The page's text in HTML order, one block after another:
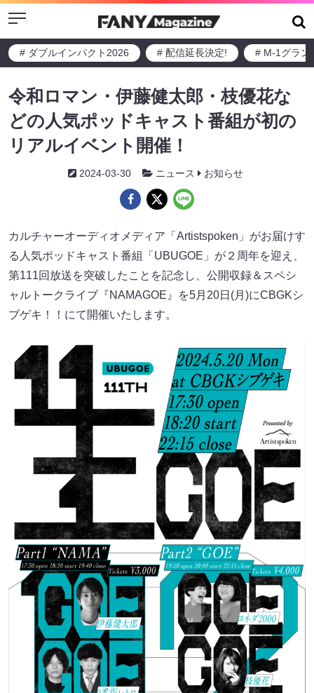
Menu
# ダブルインパクト2026 # 配信延長決定! # M-1グラン
令和ロマン・伊藤健太郎・枝優花な
どの人気ポッドキャスト番組が初の
リアルイベント開催！
2024-03-30 ニュース お知らせ
カルチャーオーディオメディア「Artistspoken」がお届けす
る人気ポッドキャスト番組「UBUGOE」が２周年を迎え、
第111回放送を突破したことを記念し、公開収録＆スペシ
ャルトークライブ『NAMAGOE』を5月20日(月)にCBGKシ
ブゲキ！！にて開催いたします。